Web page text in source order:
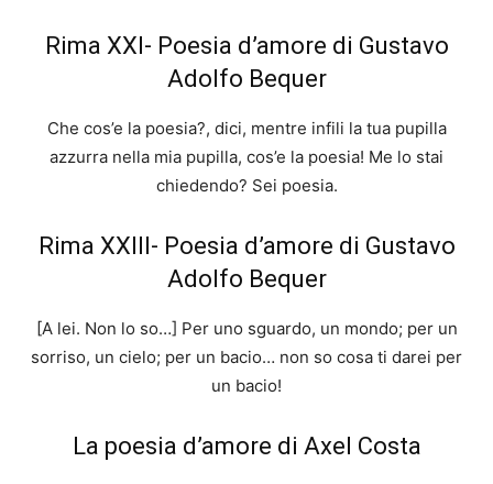
Rima XXI- Poesia d’amore di Gustavo
Adolfo Bequer
Che cos’e la poesia?, dici, mentre infili la tua pupilla
azzurra nella mia pupilla, cos’e la poesia! Me lo stai
chiedendo? Sei poesia.
Rima XXIII- Poesia d’amore di Gustavo
Adolfo Bequer
[A lei. Non lo so…] Per uno sguardo, un mondo; per un
sorriso, un cielo; per un bacio… non so cosa ti darei per
un bacio!
La poesia d’amore di Axel Costa